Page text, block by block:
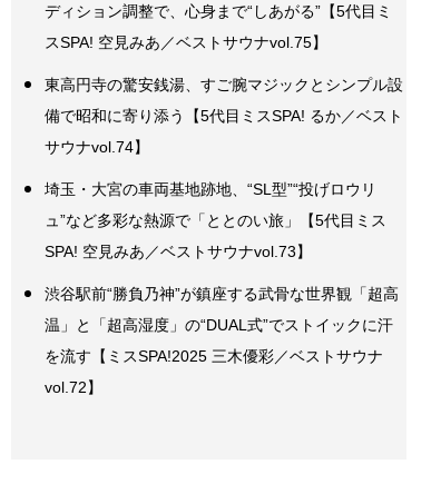
ディション調整で、心身まで“しあがる”【5代目ミ
スSPA! 空見みあ／ベストサウナvol.75】
東高円寺の驚安銭湯、すご腕マジックとシンプル設
備で昭和に寄り添う【5代目ミスSPA! るか／ベスト
サウナvol.74】
埼玉・大宮の車両基地跡地、“SL型”“投げロウリ
ュ”など多彩な熱源で「ととのい旅」【5代目ミス
SPA! 空見みあ／ベストサウナvol.73】
渋谷駅前“勝負乃神”が鎮座する武骨な世界観「超高
温」と「超高湿度」の“DUAL式”でストイックに汗
を流す【ミスSPA!2025 三木優彩／ベストサウナ
vol.72】